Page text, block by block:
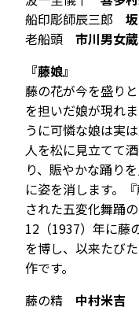
船印彫師辰三郎
老船頭 市川男女蔵
『藤娘』
藤の花が今を盛り
を担いだ娘が現れ
うに可憐な娘は実
人を松に見立てて
り、賑やかな踊り
に姿を消します。
された五変化舞踊
12（1937）年に藤
を博し、以来たび
作です。
藤の精 中村米吉